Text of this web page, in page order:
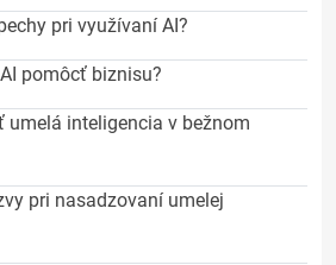
pri využívaní AI?
pomôcť biznisu?
umelá inteligencia v bežnom
pri nasadzovaní umelej